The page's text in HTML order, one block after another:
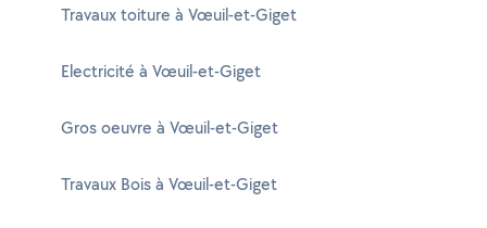
Travaux toiture à Vœuil-et-Giget
Electricité à Vœuil-et-Giget
Gros oeuvre à Vœuil-et-Giget
Travaux Bois à Vœuil-et-Giget